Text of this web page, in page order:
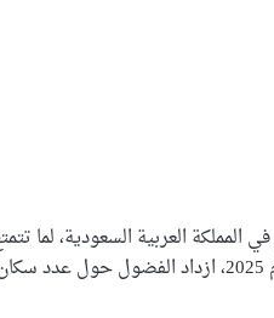
العربية السعودية، لما
جغرافي مميز ونمو عمراني متسارع. ومع بداية عام